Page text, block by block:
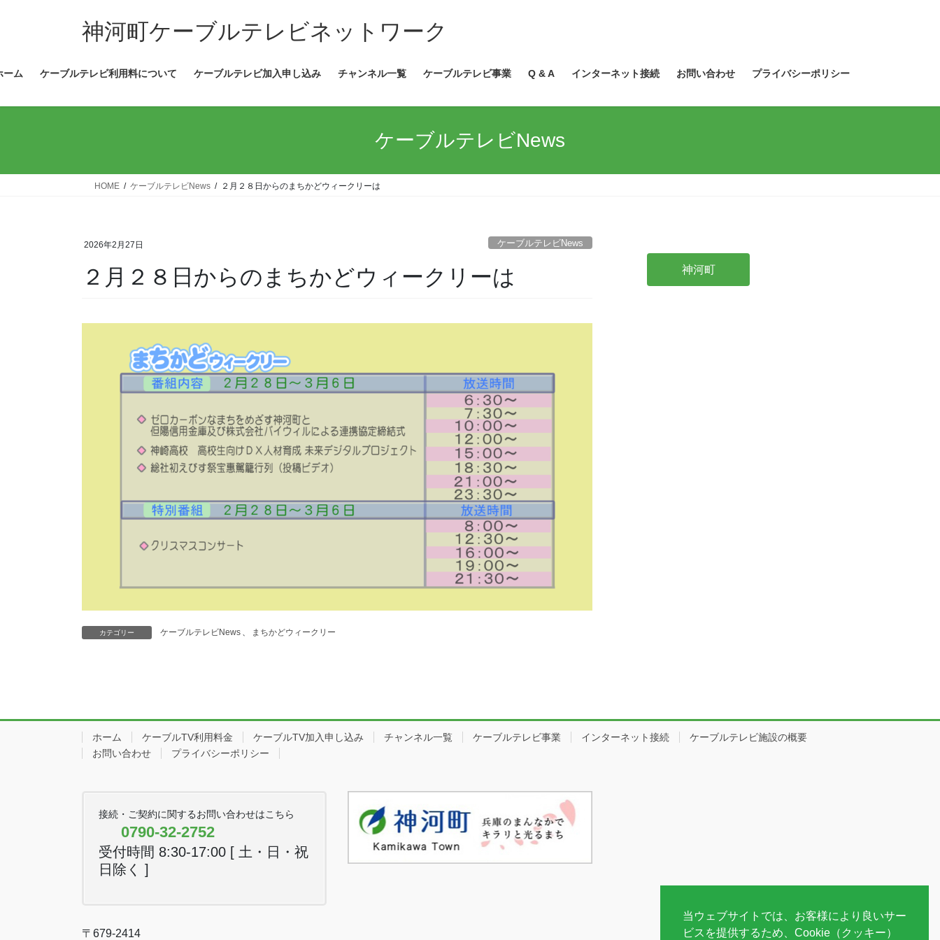
ツ
ス
シ
ン
神河町ケーブルテレビネットワーク
ーム ケーブルテレビ利用料について ケーブルテレビ加入申し込み チャンネル一覧 ケーブルテレビ事業 Q & A インターネット接続 お問い合わせ プライバシーポリシー
ケーブルテレビNews
HOME ケーブルテレビNews ２月２８日からのまちかどウィークリーは
2026年2月27日 ケーブルテレビNews
２月２８日からのまちかどウィークリーは
カテゴリー ケーブルテレビNews 、 まちかどウィークリー
神河町
ホーム ケーブルTV利用料金 ケーブルTV加入申し込み チャンネル一覧 ケーブルテレビ事業 インターネット接続
ケーブルテレビ施設の概要
お問い合わせ
プライバシーポリシー
接続・ご契約に関するお問い合わせはこちら
0790-32-2752
受付時間 8:30-17:00 [ 土・日・祝
日除く ]
〒679-2414
当ウェブサイトでは、お客様により良いサー
ビスを提供するため、Cookie（クッキー）